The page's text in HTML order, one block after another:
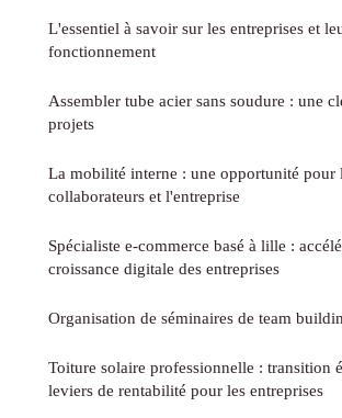
L'essentiel à savoir sur les entreprises et
fonctionnement
Assembler tube acier sans soudure : une
projets
La mobilité interne : une opportunité pour
collaborateurs et l'entreprise
Spécialiste e-commerce basé à lille :
croissance digitale des entreprises
Organisation de séminaires de team
Toiture solaire professionnelle : transition
leviers de rentabilité pour les entreprises